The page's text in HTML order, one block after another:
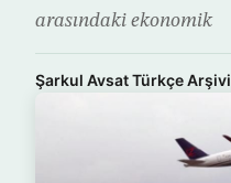
arasındaki ekonomik
Şarkul Avsat Türkçe Arşivi